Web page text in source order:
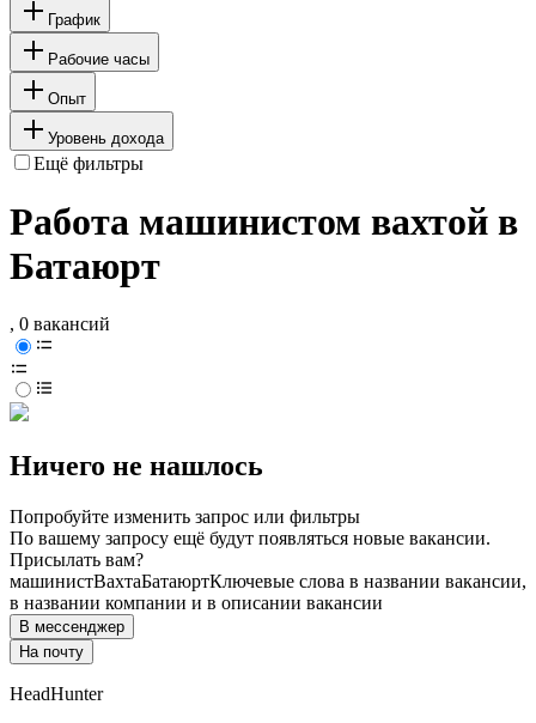
График
Рабочие часы
Опыт
Уровень дохода
Ещё фильтры
Работа машинистом вахтой в
Батаюрт
, 0 вакансий
Ничего не нашлось
Попробуйте изменить запрос или фильтры
По вашему запросу ещё будут появляться новые вакансии.
Присылать вам?
машинистВахтаБатаюртКлючевые слова в названии вакансии,
в названии компании и в описании вакансии
В мессенджер
На почту
HeadHunter